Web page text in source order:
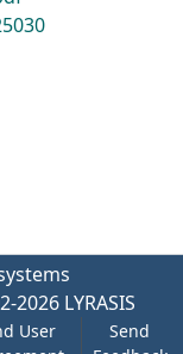
2026 LYRASIS
User
Send